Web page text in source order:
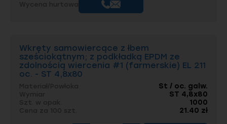
Wkręty samowiercące z łbem
sześciokątnym; z podkładką EPDM ze
zdolnością wiercenia #1 (farmerskie) EL 211
oc. - ST 4,8x80
St / oc. galw.
ST 4,8x80
1000
21.40 zł